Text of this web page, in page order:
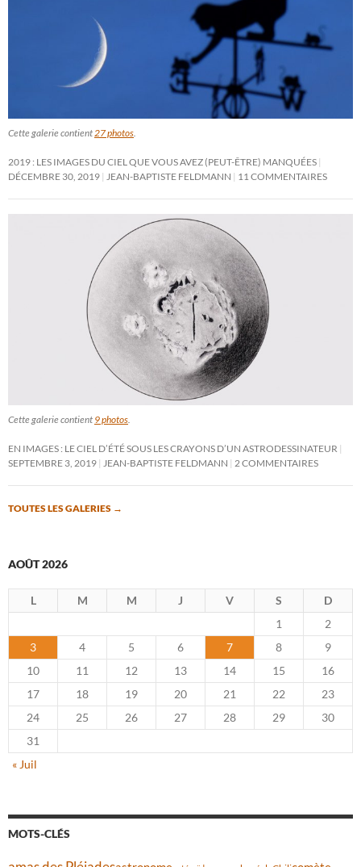
Cette galerie contient 27 photos
2019 : LES IMAGES DU CIEL QUE VOUS AVEZ (PEUT-ÊTRE) MANQUÉES
DÉCEMBRE 30, 2019
JEAN-BAPTISTE FELDMANN 11 COMMENTAIRES
Cette galerie contient 9 photos
EN IMAGES : LE CIEL D’ÉTÉ SOUS LES CRAYONS D’UN ASTRODESSINATEUR
SEPTEMBRE 3, 2019
JEAN-BAPTISTE FELDMANN 2 COMMENTAIRES
TOUTES LES GALERIES →
AOÛT 2026
L M M J V S
D
1
2
3
4 5 6 7 8
9
10
11 12 13 14 15
16
17
18 19 20 21 22
23
24
25 26 27 28 29
30
31
« Juil
MOTS-CLÉS